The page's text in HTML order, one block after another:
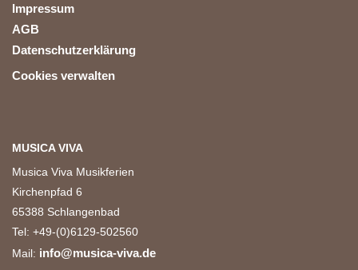
Impressum
AGB
Datenschutzerklärung
Cookies verwalten
MUSICA VIVA
Musica Viva Musikferien
Kirchenpfad 6
65388 Schlangenbad
Tel: +49-(0)6129-502560
Mail: info@musica-viva.de